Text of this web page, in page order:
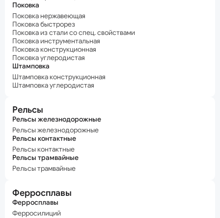
Поковка
Поковка нержавеющая
Поковка быстрорез
Поковка из стали со спец. свойствами
Поковка инструментальная
Поковка конструкционная
Поковка углеродистая
Штамповка
Штамповка конструкционная
Штамповка углеродистая
Рельсы
Рельсы железнодорожные
Рельсы железнодорожные
Рельсы контактные
Рельсы контактные
Рельсы трамвайные
Рельсы трамвайные
Ферросплавы
Ферросплавы
Ферросилиций